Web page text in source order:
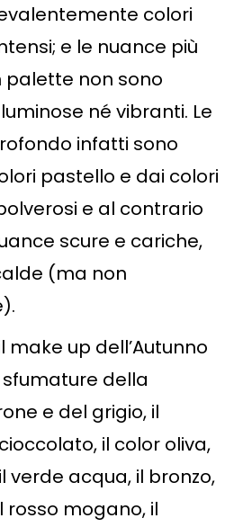
colori
e le nuance più
palette non sono
né vibranti. Le
infatti sono
pastello e dai colori
e al contrario
scure e cariche,
(ma non
make up dell’Autunno
della
e del grigio, il
il color oliva,
verde acqua, il bronzo,
rosso mogano, il